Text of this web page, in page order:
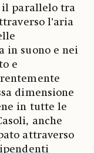
il parallelo tra
l’aria
in suono e nei
e
dimensione
in tutte le
anche
attraverso